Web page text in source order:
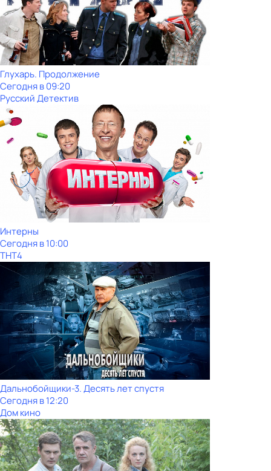
Глухарь. Продолжение
Сегодня в 09:20
Русский Детектив
Интерны
Сегодня в 10:00
ТНТ4
Дальнобойщики-3. Десять лет спустя
Сегодня в 12:20
Дом кино